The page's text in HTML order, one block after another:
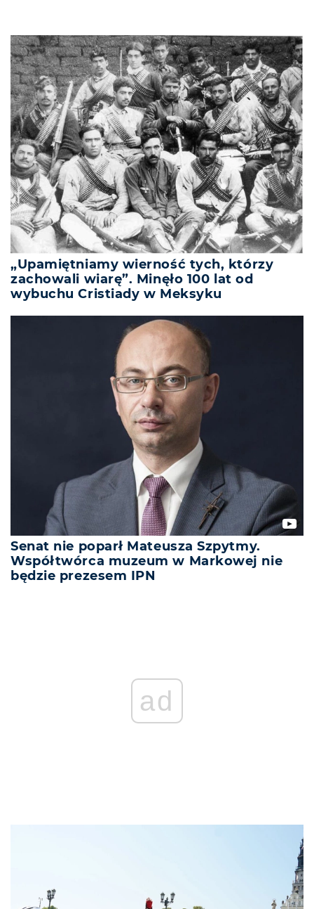
„Upamiętniamy wierność tych, którzy
zachowali wiarę”. Minęło 100 lat od
wybuchu Cristiady w Meksyku
Senat nie poparł Mateusza Szpytmy.
Współtwórca muzeum w Markowej nie
będzie prezesem IPN
ad